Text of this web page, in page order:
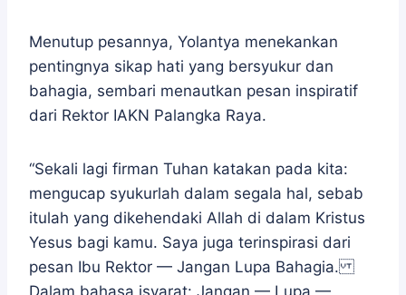
Menutup pesannya, Yolantya menekankan
pentingnya sikap hati yang bersyukur dan
bahagia, sembari menautkan pesan inspiratif
dari Rektor IAKN Palangka Raya.
“Sekali lagi firman Tuhan katakan pada kita:
mengucap syukurlah dalam segala hal, sebab
itulah yang dikehendaki Allah di dalam Kristus
Yesus bagi kamu. Saya juga terinspirasi dari
pesan Ibu Rektor — Jangan Lupa Bahagia.
Dalam bahasa isyarat: Jangan — Lupa —